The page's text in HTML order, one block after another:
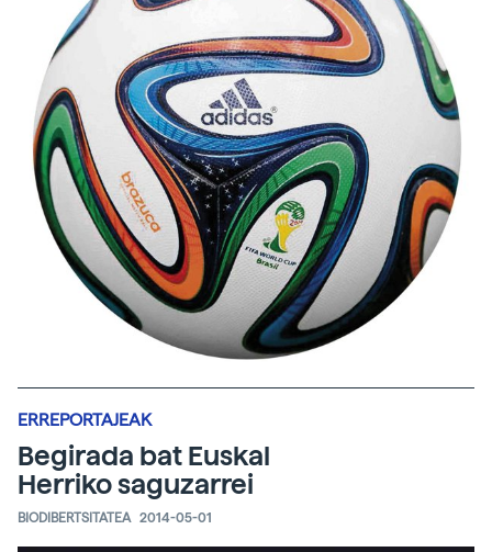
ERREPORTAJEAK
Begirada bat Euskal
Herriko saguzarrei
BIODIBERTSITATEA 2014-05-01